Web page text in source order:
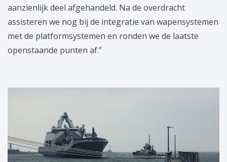
aanzienlijk deel afgehandeld. Na de overdracht
assisteren we nog bij de integratie van wapensystemen
met de platformsystemen en ronden we de laatste
openstaande punten af.”